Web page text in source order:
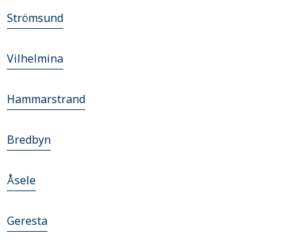
Strömsund
Vilhelmina
Hammarstrand
Bredbyn
Åsele
Geresta